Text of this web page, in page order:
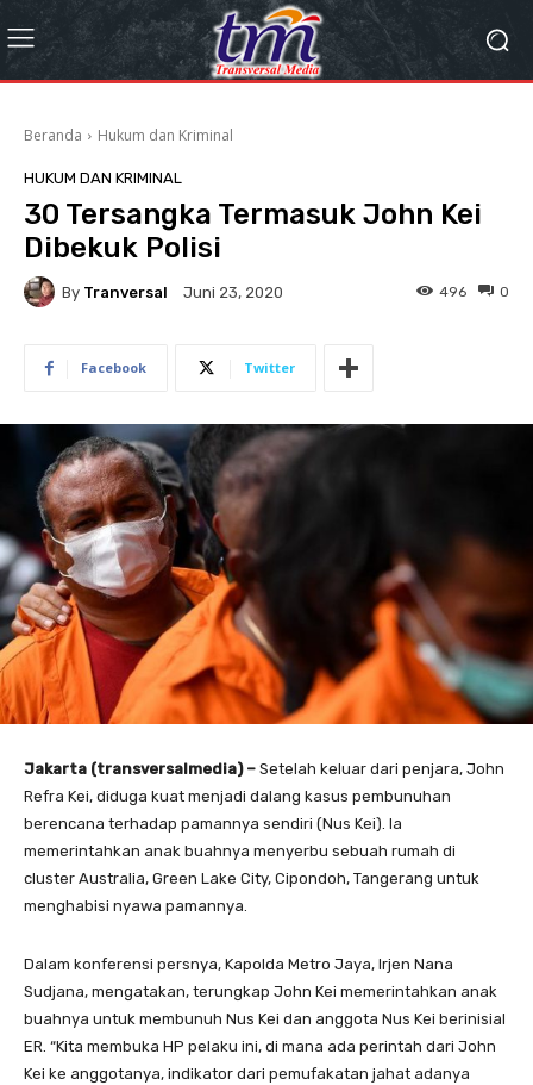
Beranda Hukum dan Kriminal
HUKUM DAN KRIMINAL
30 Tersangka Termasuk John Kei
Dibekuk Polisi
By Tranversal Juni 23, 2020 0
496
Facebook Twitter
Jakarta (transversalmedia) – Setelah keluar dari penjara, John
Refra Kei, diduga kuat menjadi dalang kasus pembunuhan
berencana terhadap pamannya sendiri (Nus Kei). Ia
memerintahkan anak buahnya menyerbu sebuah rumah di
cluster Australia, Green Lake City, Cipondoh, Tangerang untuk
menghabisi nyawa pamannya.
Dalam konferensi persnya, Kapolda Metro Jaya, Irjen Nana
Sudjana, mengatakan, terungkap John Kei memerintahkan anak
buahnya untuk membunuh Nus Kei dan anggota Nus Kei berinisial
ER. “Kita membuka HP pelaku ini, di mana ada perintah dari John
Kei ke anggotanya, indikator dari pemufakatan jahat adanya